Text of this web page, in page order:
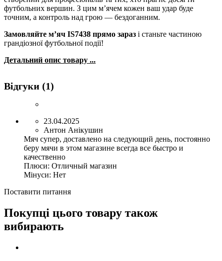
футбольних вершин. З цим м’ячем кожен ваш удар буде
точним, а контроль над грою — бездоганним.
Замовляйте м’яч IS7438 прямо зараз і станьте частиною
грандіозної футбольної події!
Детальний опис товару ...
Відгуки (1)
23.04.2025
Антон Анікушин
Мяч супер, доставлено на следующий день, постоянно
беру мячи в этом магазине всегда все быстро и
качественно
Плюси: Отличный магазин
Мінуси: Нет
Поставити питання
Покупці цього товару також
вибирають